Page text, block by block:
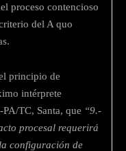
proceso contencioso
del A quo
principio de
intérprete
TC, Santa, que “9.-
procesal requerirá
configuración de